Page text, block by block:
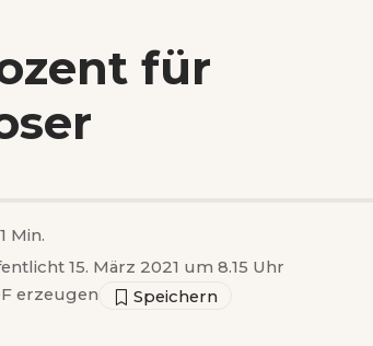
für
15. März 2021 um 8.15 Uhr
erzeugen
Min.